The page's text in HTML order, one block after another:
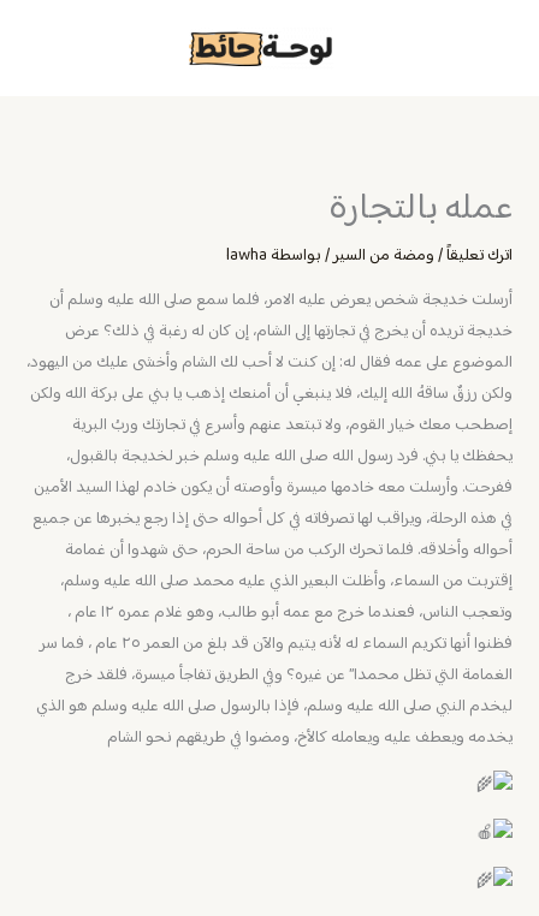
عمله بالتجارة
اترك تعليقاً/ومضة من السير/ بواسطة lawha
أرسلت خديجة شخص يعرض عليه الامر، فلما سمع صلى الله عليه وسلم أن
خديجة تريده أن يخرج في تجارتها إلى الشام، إن كان له رغبة في ذلك؟ عرض
الموضوع على عمه فقال له: إن كنت لا أحب لك الشام وأخشى عليك من اليهود،
ولكن رزقٌ ساقهُ الله إليك، فلا ينبغي أن أمنعك إذهب يا بني على بركة الله ولكن
إصطحب معك خيار القوم، ولا تبتعد عنهم وأسرع في تجارتك وربُ البرية
يحفظك يا بني. فرد رسول الله صلى الله عليه وسلم خبر لخديجة بالقبول،
ففرحت. وأرسلت معه خادمها ميسرة وأوصته أن يكون خادم لهذا السيد الأمين
في هذه الرحلة، ويراقب لها تصرفاته في كل أحواله حتى إذا رجع يخبرها عن جميع
أحواله وأخلاقه. فلما تحرك الركب من ساحة الحرم، حتى شهدوا أن غمامة
إقتربت من السماء، وأظلت البعير الذي عليه محمد صلى الله عليه وسلم،
وتعجب الناس، فعندما خرج مع عمه أبو طالب، وهو غلام عمره ١٢ عام ،
فظنوا أنها تكريم السماء له لأنه يتيم والآن قد بلغ من العمر ٢٥ عام ، فما سر
الغمامة التي تظل محمدا” عن غيره؟ وفي الطريق تفاجأ ميسرة، فلقد خرج
ليخدم النبي صلى الله عليه وسلم، فإذا بالرسول صلى الله عليه وسلم هو الذي
يخدمه ويعطف عليه ويعامله كالأخ، ومضوا في طريقهم نحو الشام